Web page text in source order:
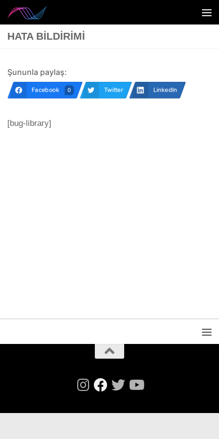
Skip to content
HATA BILDIRIMI
Şununla paylaş:
Facebook 0 Twitter LinkedIn
[bug-library]